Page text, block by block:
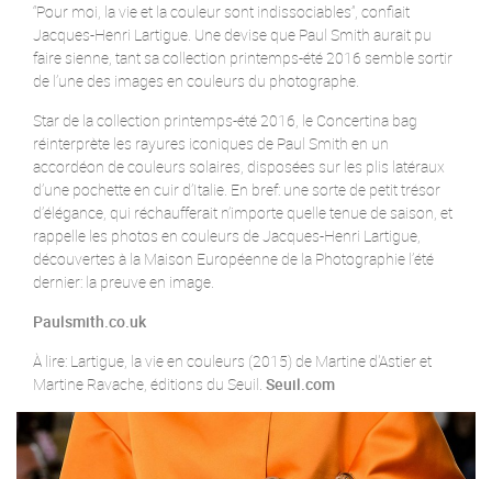
“Pour moi, la vie et la couleur sont indissociables”, confiait
Jacques-Henri Lartigue. Une devise que Paul Smith aurait pu
faire sienne, tant sa collection printemps-été 2016 semble sortir
de l’une des images en couleurs du photographe.
Star de la collection printemps-été 2016, le Concertina bag
réinterprète les rayures iconiques de Paul Smith en un
accordéon de couleurs solaires, disposées sur les plis latéraux
d’une pochette en cuir d’Italie. En bref: une sorte de petit trésor
d’élégance, qui réchaufferait n’importe quelle tenue de saison, et
rappelle les photos en couleurs de Jacques-Henri Lartigue,
découvertes à la Maison Européenne de la Photographie l’été
dernier: la preuve en image.
Paulsmith.co.uk
À lire: Lartigue, la vie en couleurs (2015) de Martine d'Astier et
Martine Ravache, éditions du Seuil. Seuil.com